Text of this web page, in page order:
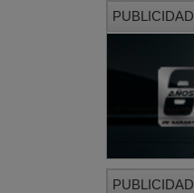
PUBLICIDAD
PUBLICIDAD